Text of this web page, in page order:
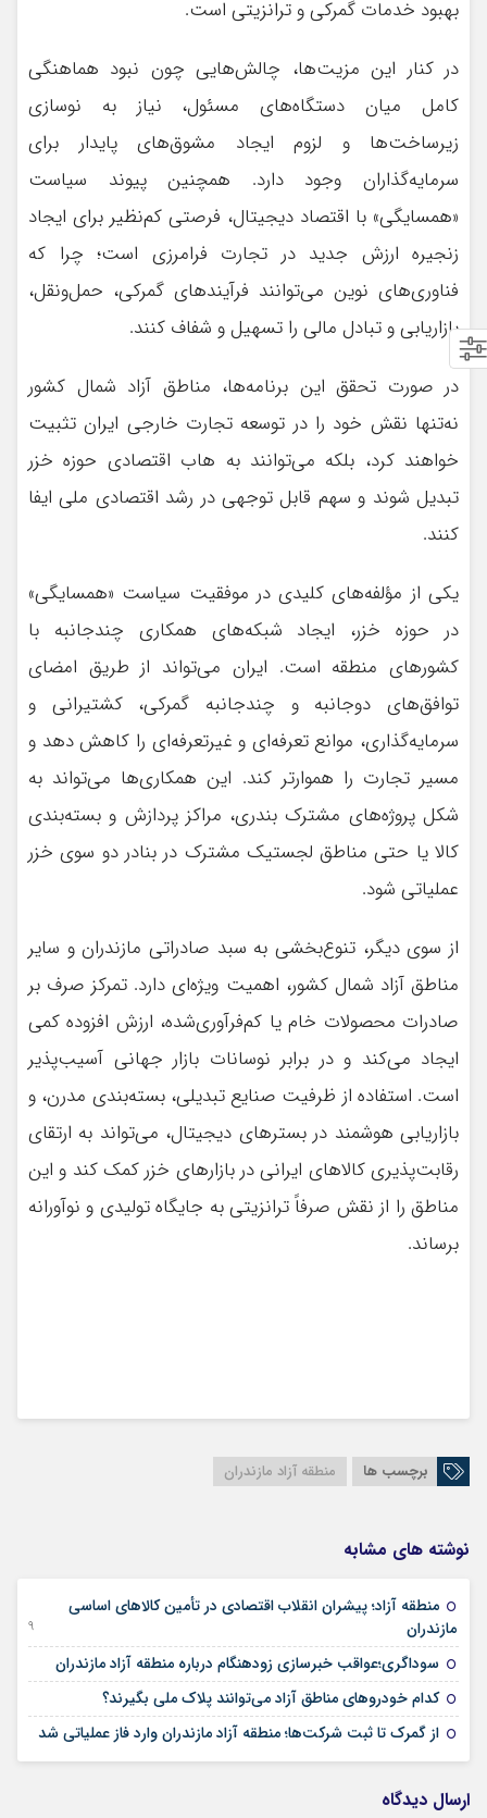
بهبود خدمات گمرکی و ترانزیتی است.
در کنار این مزیت‌ها، چالش‌هایی چون نبود هماهنگی
کامل میان دستگاه‌های مسئول، نیاز به نوسازی
زیرساخت‌ها و لزوم ایجاد مشوق‌های پایدار برای
سرمایه‌گذاران وجود دارد. همچنین پیوند سیاست
«همسایگی» با اقتصاد دیجیتال، فرصتی کم‌نظیر برای ایجاد
زنجیره ارزش جدید در تجارت فرامرزی است؛ چرا که
فناوری‌های نوین می‌توانند فرآیندهای گمرکی، حمل‌ونقل،
بازاریابی و تبادل مالی را تسهیل و شفاف کنند.
در صورت تحقق این برنامه‌ها، مناطق آزاد شمال کشور
نه‌تنها نقش خود را در توسعه تجارت خارجی ایران تثبیت
خواهند کرد، بلکه می‌توانند به هاب اقتصادی حوزه خزر
تبدیل شوند و سهم قابل توجهی در رشد اقتصادی ملی ایفا
کنند.
یکی از مؤلفه‌های کلیدی در موفقیت سیاست «همسایگی»
در حوزه خزر، ایجاد شبکه‌های همکاری چندجانبه با
کشورهای منطقه است. ایران می‌تواند از طریق امضای
توافق‌های دوجانبه و چندجانبه گمرکی، کشتیرانی و
سرمایه‌گذاری، موانع تعرفه‌ای و غیرتعرفه‌ای را کاهش دهد و
مسیر تجارت را هموارتر کند. این همکاری‌ها می‌تواند به
شکل پروژه‌های مشترک بندری، مراکز پردازش و بسته‌بندی
کالا یا حتی مناطق لجستیک مشترک در بنادر دو سوی خزر
عملیاتی شود.
از سوی دیگر، تنوع‌بخشی به سبد صادراتی مازندران و سایر
مناطق آزاد شمال کشور، اهمیت ویژه‌ای دارد. تمرکز صرف بر
صادرات محصولات خام یا کم‌فرآوری‌شده، ارزش افزوده کمی
ایجاد می‌کند و در برابر نوسانات بازار جهانی آسیب‌پذیر
است. استفاده از ظرفیت صنایع تبدیلی، بسته‌بندی مدرن، و
بازاریابی هوشمند در بسترهای دیجیتال، می‌تواند به ارتقای
رقابت‌پذیری کالاهای ایرانی در بازارهای خزر کمک کند و این
مناطق را از نقش صرفاً ترانزیتی به جایگاه تولیدی و نوآورانه
برساند.
برچسب ها منطقه آزاد مازندران
نوشته های مشابه
منطقه آزاد؛ پیشران انقلاب اقتصادی در تأمین کالاهای اساسی
مازندران
19 دسامبر 2025
سوداگری؛عواقب خبرسازی زودهنگام درباره منطقه آزاد مازندران
کدام خودروهای مناطق آزاد می‌توانند پلاک ملی بگیرند؟
از گمرک تا ثبت شرکت‌ها؛ منطقه آزاد مازندران وارد فاز عملیاتی شد
ارسال دیدگاه